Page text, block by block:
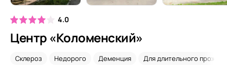
4.0
Центр «Коломенский»
Склероз Недорого Деменция Для длительного